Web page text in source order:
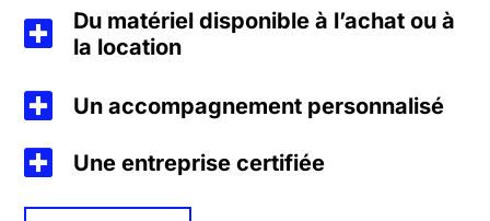
Du matériel disponible à l’achat ou à
la location
Un accompagnement personnalisé
Une entreprise certifiée